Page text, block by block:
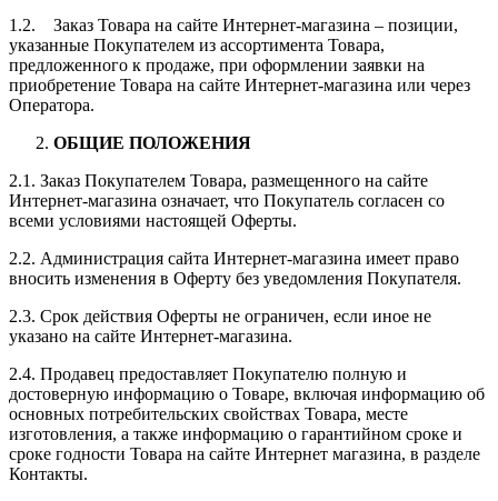
1.2. Заказ Товара на сайте Интернет-магазина – позиции,
указанные Покупателем из ассортимента Товара,
предложенного к продаже, при оформлении заявки на
приобретение Товара на сайте Интернет-магазина или через
Оператора.
ОБЩИЕ ПОЛОЖЕНИЯ
2.1. Заказ Покупателем Товара, размещенного на сайте
Интернет-магазина означает, что Покупатель согласен со
всеми условиями настоящей Оферты.
2.2. Администрация сайта Интернет-магазина имеет право
вносить изменения в Оферту без уведомления Покупателя.
2.3. Срок действия Оферты не ограничен, если иное не
указано на сайте Интернет-магазина.
2.4. Продавец предоставляет Покупателю полную и
достоверную информацию о Товаре, включая информацию об
основных потребительских свойствах Товара, месте
изготовления, а также информацию о гарантийном сроке и
сроке годности Товара на сайте Интернет магазина, в разделе
Контакты.